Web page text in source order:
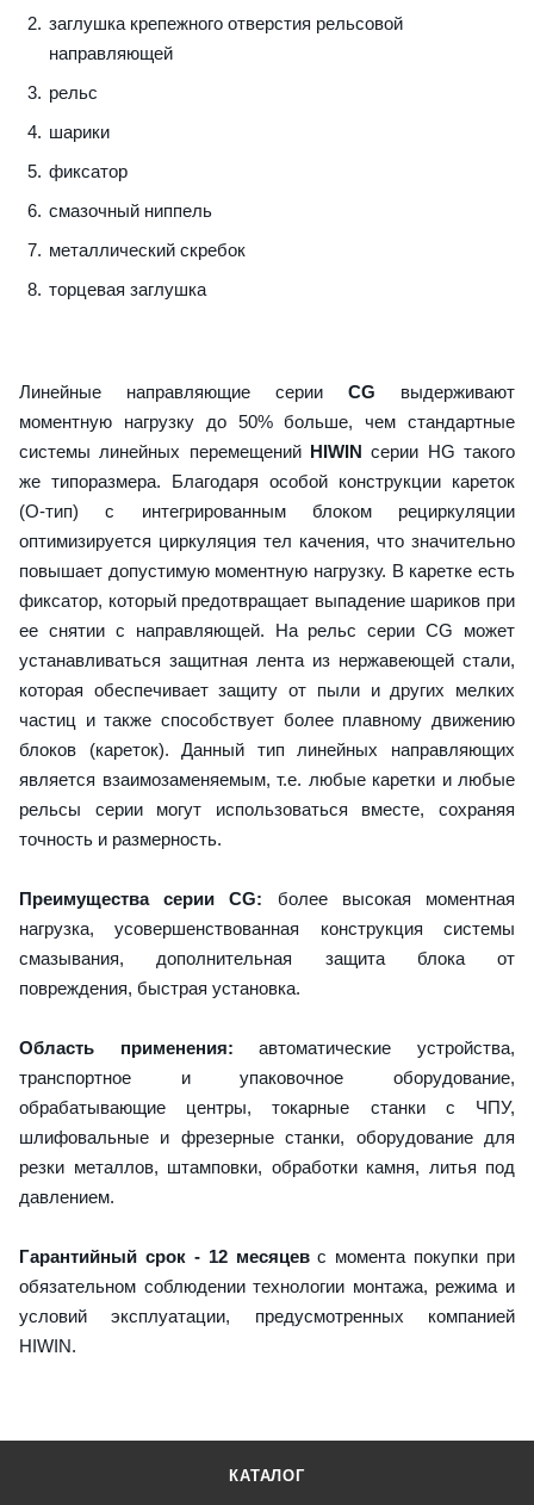
заглушка крепежного отверстия рельсовой
направляющей
рельс
шарики
фиксатор
смазочный ниппель
металлический скребок
торцевая заглушка
Линейные направляющие серии CG выдерживают
моментную нагрузку до 50% больше, чем стандартные
системы линейных перемещений HIWIN серии HG такого
же типоразмера. Благодаря особой конструкции кареток
(О-тип) с интегрированным блоком рециркуляции
оптимизируется циркуляция тел качения, что значительно
повышает допустимую моментную нагрузку. В каретке есть
фиксатор, который предотвращает выпадение шариков при
ее снятии с направляющей. На рельс серии CG может
устанавливаться защитная лента из нержавеющей стали,
которая обеспечивает защиту от пыли и других мелких
частиц и также способствует более плавному движению
блоков (кареток). Данный тип линейных направляющих
является взаимозаменяемым, т.е. любые каретки и любые
рельсы серии могут использоваться вместе, сохраняя
точность и размерность.
Преимущества серии CG: более высокая моментная
нагрузка, усовершенствованная конструкция системы
смазывания, дополнительная защита блока от
повреждения, быстрая установка.
Область применения: автоматические устройства,
транспортное и упаковочное оборудование,
обрабатывающие центры, токарные станки с ЧПУ,
шлифовальные и фрезерные станки, оборудование для
резки металлов, штамповки, обработки камня, литья под
давлением.
Гарантийный срок - 12 месяцевс момента покупки при
обязательном соблюдении технологии монтажа, режима и
условий эксплуатации, предусмотренных компанией
HIWIN.
КАТАЛОГ